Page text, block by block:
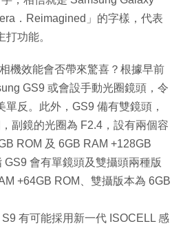
．Reimagined」的字樣，代表
功能。
機效能會否帶來驚喜？根據早前
GS9 或會設手動光圈鏡頭，令
反。此外，GS9 備有雙鏡頭，
副鏡的光圈為 F2.4，設有兩個容
ROM 及 6GB RAM +128GB
GS9 會有單鏡頭及雙攝頭兩種版
+64GB ROM、雙攝版本為 6GB
有可能採用新一代 ISOCELL 感